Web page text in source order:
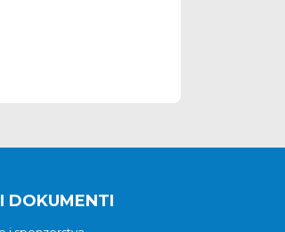
DOKUMENTI